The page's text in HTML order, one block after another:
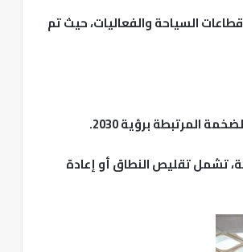
السياحة والفعاليات، حيث تم
المرتبطة برؤية 2030.
تشمل تقليص النطاق أو إعادة